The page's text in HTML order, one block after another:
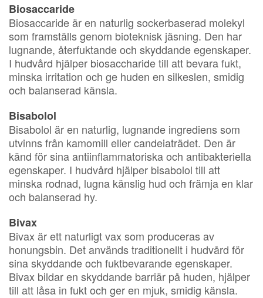
Biosaccaride
Biosaccaride är en naturlig sockerbaserad molekyl
som framställs genom bioteknisk jäsning. Den har
lugnande, återfuktande och skyddande egenskaper.
I hudvård hjälper biosaccharide till att bevara fukt,
minska irritation och ge huden en silkeslen, smidig
och balanserad känsla.
Bisabolol
Bisabolol är en naturlig, lugnande ingrediens som
utvinns från kamomill eller candeiaträdet. Den är
känd för sina antiinflammatoriska och antibakteriella
egenskaper. I hudvård hjälper bisabolol till att
minska rodnad, lugna känslig hud och främja en klar
och balanserad hy.
Bivax
Bivax är ett naturligt vax som produceras av
honungsbin. Det används traditionellt i hudvård för
sina skyddande och fuktbevarande egenskaper.
Bivax bildar en skyddande barriär på huden, hjälper
till att låsa in fukt och ger en mjuk, smidig känsla.